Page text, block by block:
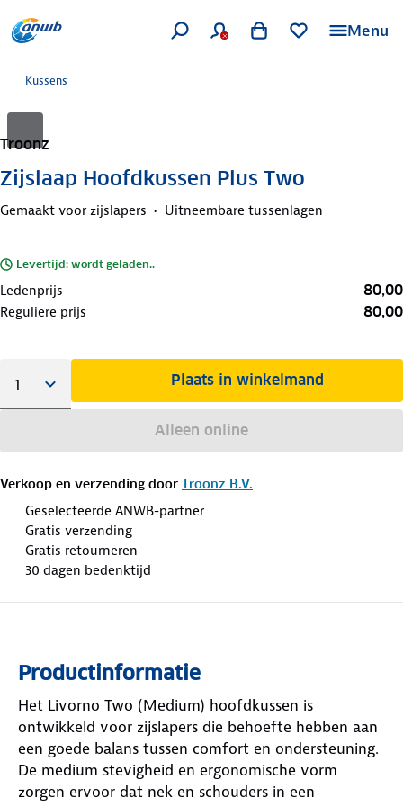
Menu
Kussens
Troonz
Zijslaap Hoofdkussen Plus Two
Gemaakt voor zijslapers Uitneembare tussenlagen
Levertijd: wordt geladen..
Ledenprijs 80,00
Reguliere prijs 80,00
Plaats in winkelmand
Alleen online
Verkoop en verzending door Troonz B.V.
Geselecteerde ANWB-partner
Gratis verzending
Gratis retourneren
30 dagen bedenktijd
Productinformatie
Het Livorno Two (Medium) hoofdkussen is
ontwikkeld voor zijslapers die behoefte hebben aan
een goede balans tussen comfort en ondersteuning.
De medium stevigheid en ergonomische vorm
zorgen ervoor dat nek en schouders in een